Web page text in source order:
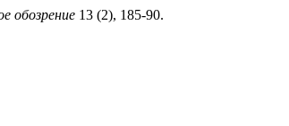
обозрение 13 (2), 185-90.